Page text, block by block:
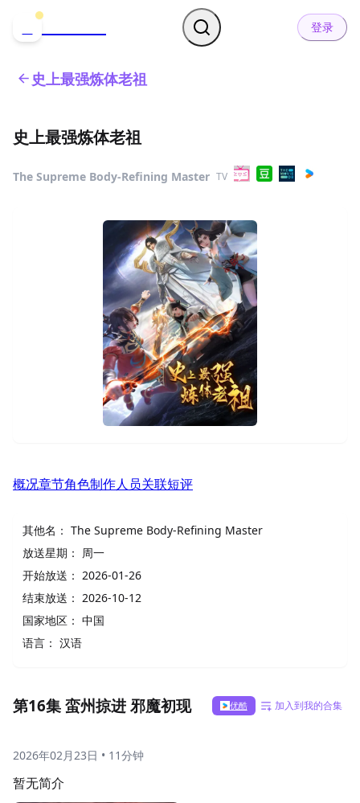
登录
史上最强炼体老祖
史上最强炼体老祖
The Supreme Body-Refining Master TV
概况章节角色制作人员关联短评
其他名： The Supreme Body-Refining Master
放送星期： 周一
开始放送： 2026-01-26
结束放送： 2026-10-12
国家地区： 中国
语言： 汉语
第16集 蛮州掠进 邪魔初现 优酷 加入到我的合集
2026年02月23日 • 11分钟
暂无简介